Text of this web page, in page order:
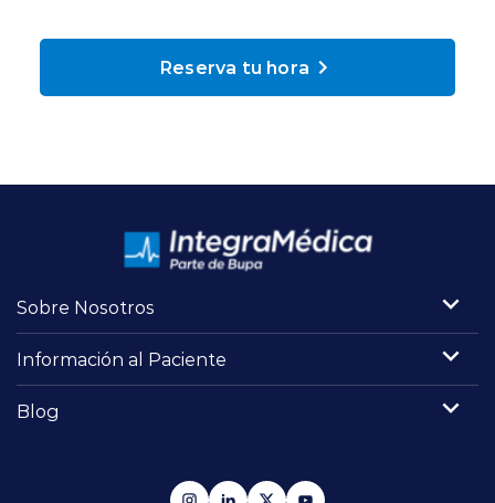
Reserva de Horas
Mi Portal Bupa
Reserva tu hora
Sobre Nosotros
Información al Paciente
Blog